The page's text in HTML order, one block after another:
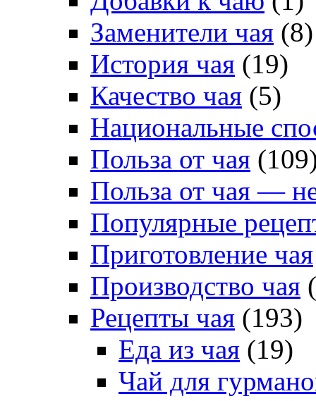
Заменители чая (8)
История чая (19)
Качество чая (5)
Национальные
Польза от чая
Польза от чая —
Популярные
Приготовление чая
Производство чая
Рецепты чая (193)
Еда из чая (19)
Чай для